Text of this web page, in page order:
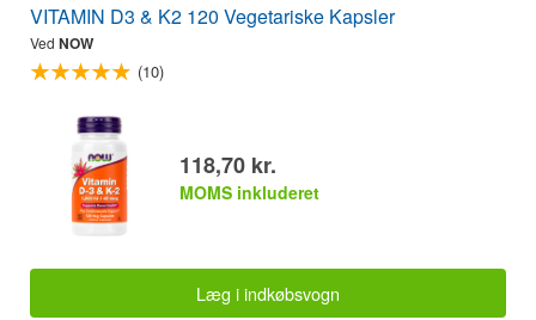
VITAMIN D3 & K2 120 Vegetariske Kapsler
Ved NOW
(10)
118,70 kr.
MOMS inkluderet
Læg i indkøbsvogn